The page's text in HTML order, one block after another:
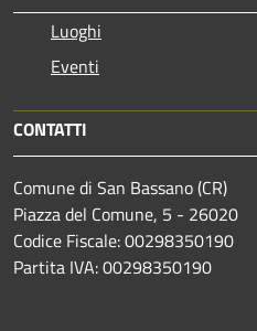
Luoghi
Eventi
CONTATTI
Comune di San Bassano (CR)
Piazza del Comune, 5 - 26020
Codice Fiscale: 00298350190
Partita IVA: 00298350190